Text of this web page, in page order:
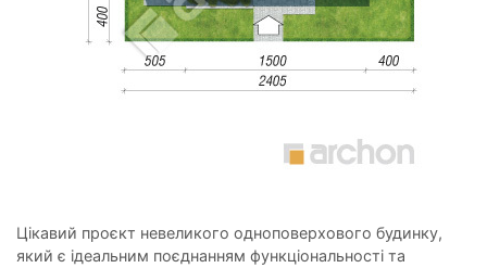
Цікавий проєкт невеликого одноповерхового будинку,
який є ідеальним поєднанням функціональності та